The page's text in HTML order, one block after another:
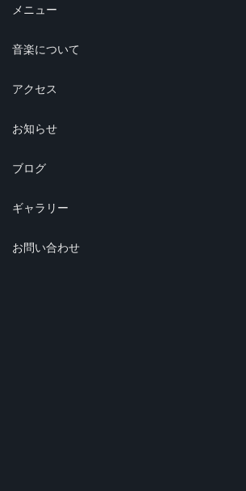
メニュー
音楽について
アクセス
お知らせ
ブログ
ギャラリー
お問い合わせ